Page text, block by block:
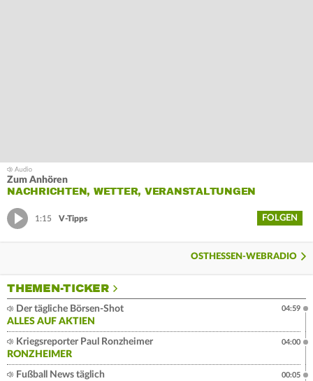
Zum Anhören
NACHRICHTEN, WETTER, VERANSTALTUNGEN
1:15 V-Tipps FOLGEN
OSTHESSEN-WEBRADIO
THEMEN-TICKER
Der tägliche Börsen-Shot
ALLES AUF AKTIEN
04:59
Kriegsreporter Paul Ronzheimer
RONZHEIMER
04:00
Fußball News täglich
00:05